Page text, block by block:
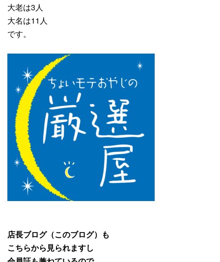
大老は3人
大名は11人
です。
店長ブログ（このブログ）も
こちらから見られますし